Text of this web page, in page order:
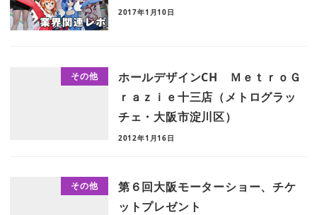
2017年1月10日
その他
ホールデザインCH ＭｅｔｒｏＧ
ｒａｚｉｅ十三店（メトログラッ
チェ・大阪市淀川区）
2012年1月16日
その他
第６回大阪モーターショー、チケ
ットプレゼント